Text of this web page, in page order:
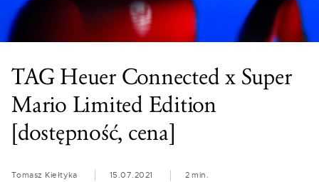
TAG Heuer Connected x Super
Mario Limited Edition
[dostępność, cena]
Tomasz Kiełtyka 15.07.2021 2 min.